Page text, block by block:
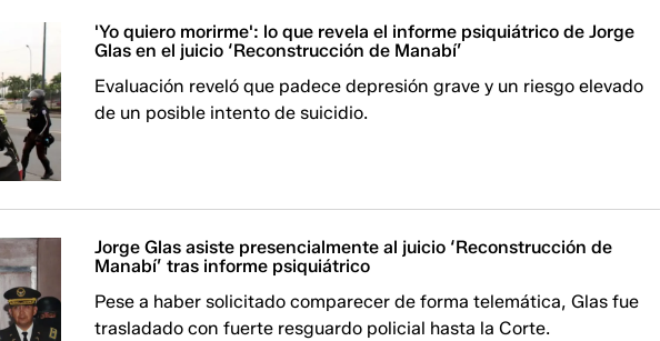
'Yo quiero morirme': lo que revela el informe psiquiátrico de Jorge
Glas en el juicio ‘Reconstrucción de Manabí’
Evaluación reveló que padece depresión grave y un riesgo elevado
de un posible intento de suicidio.
Jorge Glas asiste presencialmente al juicio ‘Reconstrucción de
Manabí’ tras informe psiquiátrico
Pese a haber solicitado comparecer de forma telemática, Glas fue
trasladado con fuerte resguardo policial hasta la Corte.